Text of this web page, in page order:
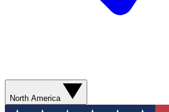
North America